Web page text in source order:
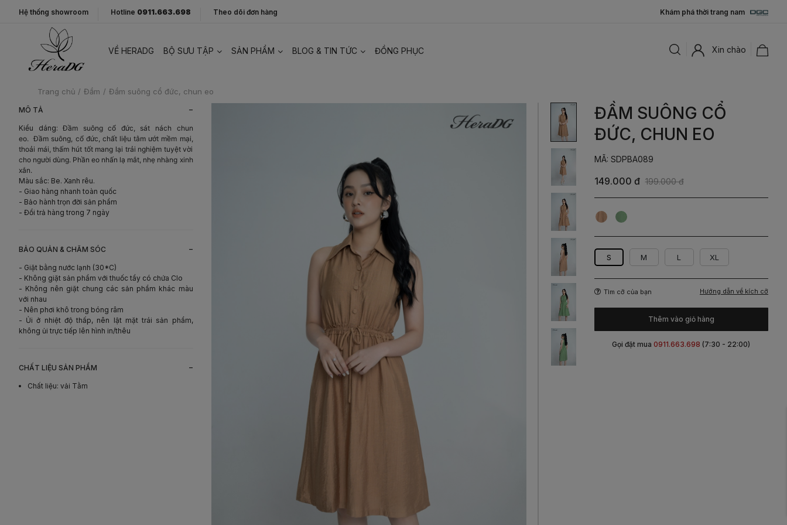
Hệ thống showroom Hotline 0911.663.698 Theo dõi đơn hàng Khám phá thời trang nam
VỀ HERADG BỘ SƯU TẬP SẢN PHẨM BLOG & TIN TỨC ĐỒNG PHỤC Xin chào
Trang chủ / Đầm / Đầm suông cổ đức, chun eo
MÔ TẢ -
Kiểu dáng:Đầm suông cổ đức, sát nách chun
eo.
Đầm suông, cổ đức, chất liệu tằm ướt mềm mại,
thoải mái, thấm hút tốt mang lại trải nghiệm tuyệt vời
cho người dùng. Phần eo nhấn lạ mắt, nhẹ nhàng xinh
xắn.
Màu sắc: Be. Xanh rêu.
- Giao hàng nhanh toàn quốc
- Bảo hành trọn đời sản phẩm
- Đổi trả hàng trong 7 ngày
BẢO QUẢN & CHĂM SÓC -
- Giặt bằng nước lạnh (30*C)
- Không giặt sản phẩm với thuốc tẩy có chứa Clo
- Không nên giặt chung các sản phẩm khác màu
với nhau
- Nên phơi khô trong bóng râm
- Ủi ở nhiệt độ thấp, nên lật mặt trái sản phẩm,
không ủi trực tiếp lên hình in/thêu
CHẤT LIỆU SẢN PHẨM -
Chất liệu: vải Tằm
ĐẦM SUÔNG CỔ
ĐỨC, CHUN EO
MÃ: SDPBA089
149.000 đ 199.000 đ
Be
Xanh
S M L XL
Tìm cỡ của bạn Hướng dẫn về kích cỡ
Thêm vào giỏ hàng
Gọi đặt mua0911.663.698 (7:30 - 22:00)